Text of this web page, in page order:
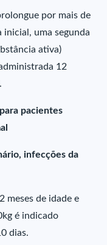
por mais de
uma segunda
ativa)
12
pacientes
infecções da
meses de idade e
é indicado
dias.